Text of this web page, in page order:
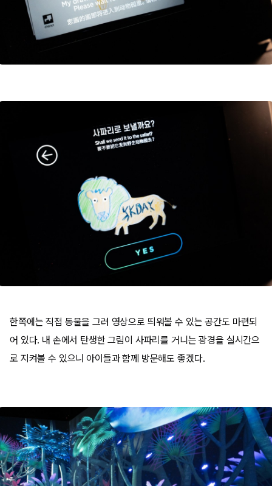
한쪽에는 직접 동물을 그려 영상으로 띄워볼 수 있는 공간도 마련되
어 있다. 내 손에서 탄생한 그림이 사파리를 거니는 광경을 실시간으
로 지켜볼 수 있으니 아이들과 함께 방문해도 좋겠다.